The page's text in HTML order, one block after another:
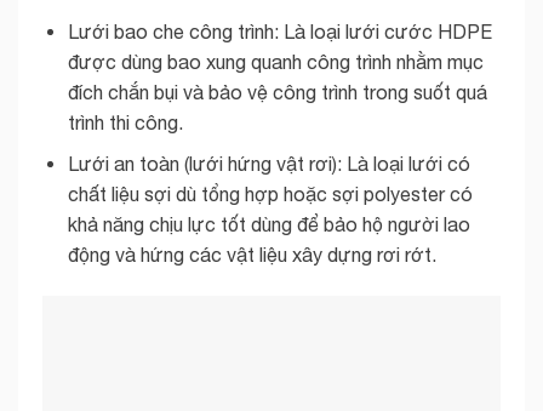
Lưới bao che công trình: Là loại lưới cước HDPE
được dùng bao xung quanh công trình nhằm mục
đích chắn bụi và bảo vệ công trình trong suốt quá
trình thi công.
Lưới an toàn (lưới hứng vật rơi): Là loại lưới có
chất liệu sợi dù tổng hợp hoặc sợi polyester có
khả năng chịu lực tốt dùng để bảo hộ người lao
động và hứng các vật liệu xây dựng rơi rớt.